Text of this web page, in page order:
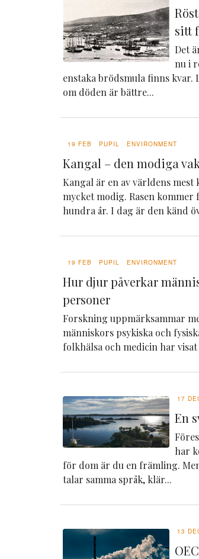
sitt
Det
nu i
enstaka brödsmula finns
om döden är bättre...
19 FEB PUPIL ENVIRONMENT
Kangal – den modiga
Kangal är en av världens
mycket modig. Rasen
hundra år. I dag är den känd
19 FEB PUPIL ENVIRONMENT
Hur djur påverkar
personer
Forskning uppmärksammar
människors psykiska och
folkhälsa och medicin har
17
En
har
för dom är du en främling.
talar samma språk, klär...
13